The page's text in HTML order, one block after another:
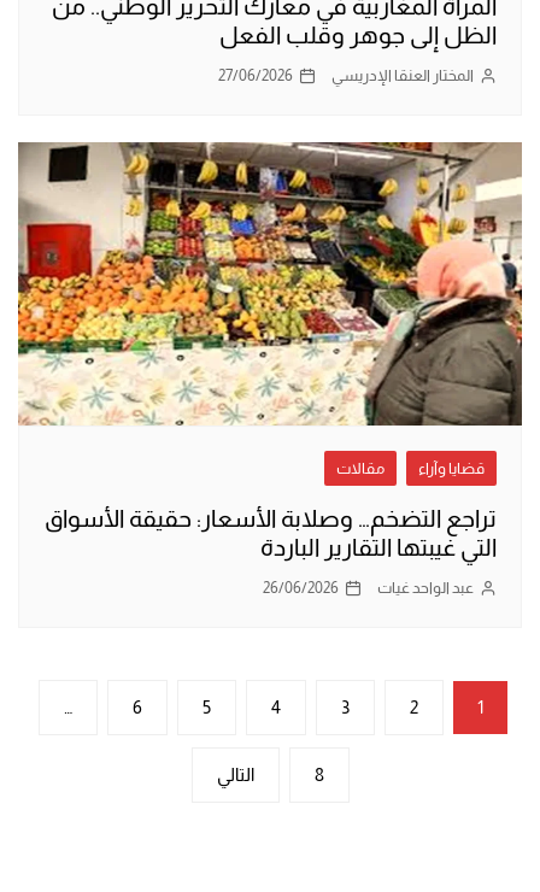
المرأة المغاربية في معارك التحرير الوطني.. من
الظل إلى جوهر وقلب الفعل
المختار العنقا الإدريسي 27/06/2026
قضايا وآراء مقالات
تراجع التضخم… وصلابة الأسعار: حقيقة الأسواق
التي غيبتها التقارير الباردة
عبد الواحد غيات 26/06/2026
تعدد
صفحات
1
2
3
4
5
6
8 التالي